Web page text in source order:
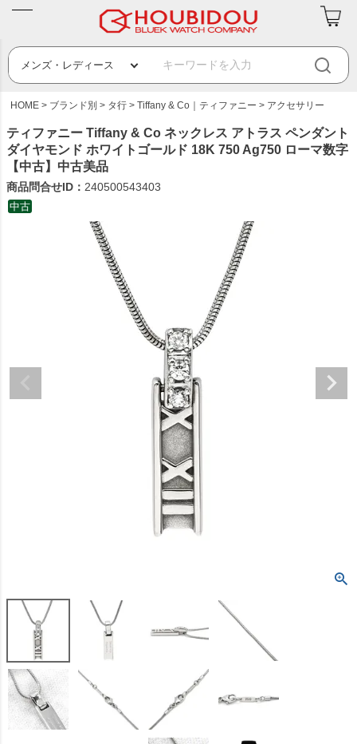
HOME ブランド別 タ行 Tiffany & Co｜ティファニー アクセサリー
ティファニー Tiffany & Co ネックレス アトラス ペンダント
ダイヤモンド ホワイトゴールド 18K 750 Ag750 ローマ数字
【中古】中古美品
商品問合せID： 240500543403
中古